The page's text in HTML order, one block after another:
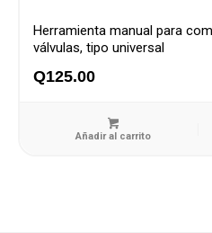
Herramienta manual para
válvulas, tipo universal
Q125.00
Añadir al carrito